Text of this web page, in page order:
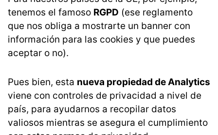
tenemos el famoso RGPD (ese reglamento
que nos obliga a mostrarte un banner con
información para las cookies y que puedes
aceptar o no).
Pues bien, esta nueva propiedad de Analytics
viene con controles de privacidad a nivel de
país, para ayudarnos a recopilar datos
valiosos mientras se asegura el cumplimiento